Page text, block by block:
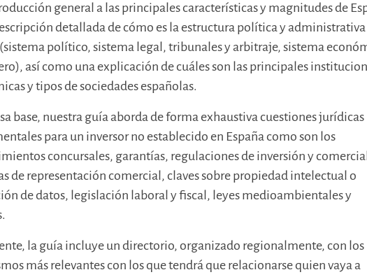
general a las principales características y magnitudes de
detallada de cómo es la estructura política y
político, sistema legal, tribunales y arbitraje, sistema
así como una explicación de cuáles son las principales
y tipos de sociedades españolas.
base, nuestra guía aborda de forma exhaustiva cuestiones jurídicas
para un inversor no establecido en España como son los
concursales, garantías, regulaciones de inversión y
de representación comercial, claves sobre propiedad intelectual o
de datos, legislación laboral y fiscal, leyes medioambientales y
la guía incluye un directorio, organizado regionalmente, con los
más relevantes con los que tendrá que relacionarse quien vaya a